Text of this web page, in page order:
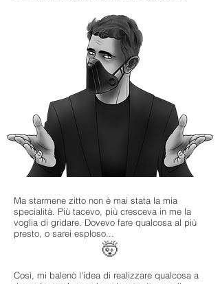
Ma starmene zitto non è mai stata la mia
specialità. Più tacevo, più cresceva in me la
voglia di gridare. Dovevo fare qualcosa al più
presto, o sarei esploso...
🤯
Così, mi balenò l'idea di realizzare qualcosa a